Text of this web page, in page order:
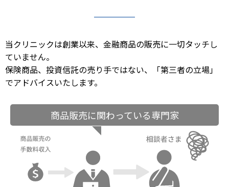
当クリニックは創業以来、金融商品の販売に一切タッチし
ていません。
保険商品、投資信託の売り手ではない、「第三者の立場」
でアドバイスいたします。
商品販売に関わっている専門家